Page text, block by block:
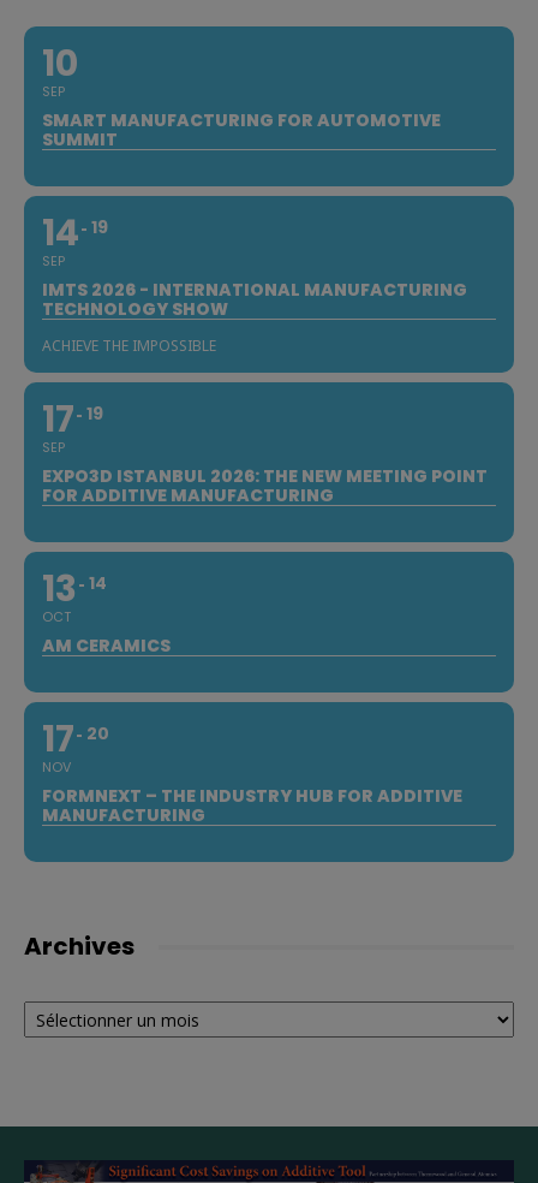
10
SEP
SMART MANUFACTURING FOR AUTOMOTIVE
SUMMIT
14
SEP
19
IMTS 2026 - INTERNATIONAL MANUFACTURING
TECHNOLOGY SHOW
ACHIEVE THE IMPOSSIBLE
17
SEP
19
EXPO3D ISTANBUL 2026: THE NEW MEETING POINT
FOR ADDITIVE MANUFACTURING
13
OCT
14
AM CERAMICS
17
NOV
20
FORMNEXT – THE INDUSTRY HUB FOR ADDITIVE
MANUFACTURING
Archives
Archives